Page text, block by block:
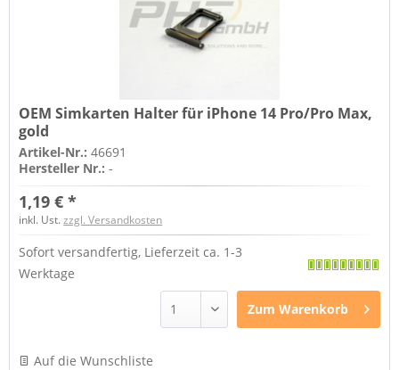
OEM Simkarten Halter für iPhone 14 Pro/Pro Max,
gold
Artikel-Nr.:46691
Hersteller Nr.:-
1,19 € *
inkl. Ust.zzgl. Versandkosten
Sofort versandfertig, Lieferzeit ca. 1-3
Werktage
Zum Warenkorb
Auf die Wunschliste